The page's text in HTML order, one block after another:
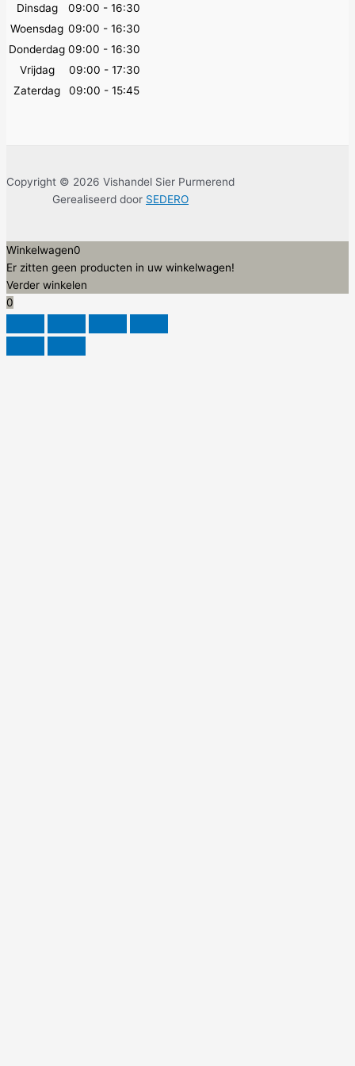
Dinsdag
09:00 - 16:30
Woensdag 09:00 - 16:30
Donderdag 09:00 - 16:30
Vrijdag
09:00 - 17:30
Zaterdag
09:00 - 15:45
Copyright © 2026 Vishandel Sier Purmerend
Gerealiseerd door SEDERO
Winkelwagen0
Er zitten geen producten in uw winkelwagen!
Verder winkelen
0